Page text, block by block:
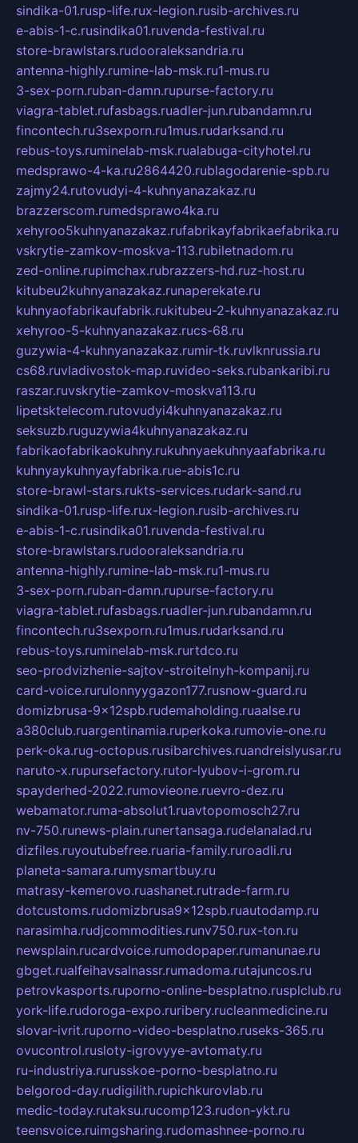
sindika-01.rusp-life.rux-legion.rusib-archives.ru
e-abis-1-c.rusindika01.ruvenda-festival.ru
store-brawlstars.rudooraleksandria.ru
antenna-highly.rumine-lab-msk.ru1-mus.ru
3-sex-porn.ruban-damn.rupurse-factory.ru
viagra-tablet.rufasbags.ruadler-jun.rubandamn.ru
fincontech.ru3sexporn.ru1mus.rudarksand.ru
rebus-toys.ruminelab-msk.rualabuga-cityhotel.ru
medsprawo-4-ka.ru2864420.rublagodarenie-spb.ru
zajmy24.rutovudyi-4-kuhnyanazakaz.ru
brazzerscom.rumedsprawo4ka.ru
xehyroo5kuhnyanazakaz.rufabrikayfabrikaefabrika.ru
vskrytie-zamkov-moskva-113.rubiletnadom.ru
zed-online.rupimchax.rubrazzers-hd.ruz-host.ru
kitubeu2kuhnyanazakaz.runaperekate.ru
kuhnyaofabrikaufabrik.rukitubeu-2-kuhnyanazakaz.ru
xehyroo-5-kuhnyanazakaz.rucs-68.ru
guzywia-4-kuhnyanazakaz.rumir-tk.ruvlknrussia.ru
cs68.ruvladivostok-map.ruvideo-seks.rubankaribi.ru
raszar.ruvskrytie-zamkov-moskva113.ru
lipetsktelecom.rutovudyi4kuhnyanazakaz.ru
seksuzb.ruguzywia4kuhnyanazakaz.ru
fabrikaofabrikaokuhny.rukuhnyaekuhnyaafabrika.ru
kuhnyaykuhnyayfabrika.rue-abis1c.ru
store-brawl-stars.rukts-services.rudark-sand.ru
sindika-01.rusp-life.rux-legion.rusib-archives.ru
e-abis-1-c.rusindika01.ruvenda-festival.ru
store-brawlstars.rudooraleksandria.ru
antenna-highly.rumine-lab-msk.ru1-mus.ru
3-sex-porn.ruban-damn.rupurse-factory.ru
viagra-tablet.rufasbags.ruadler-jun.rubandamn.ru
fincontech.ru3sexporn.ru1mus.rudarksand.ru
rebus-toys.ruminelab-msk.rurtdco.ru
seo-prodvizhenie-sajtov-stroitelnyh-kompanij.ru
card-voice.rurulonnyygazon177.rusnow-guard.ru
domizbrusa-9x12spb.rudemaholding.ruaalse.ru
a380club.ruargentinamia.ruperkoka.rumovie-one.ru
perk-oka.rug-octopus.rusibarchives.ruandreislyusar.ru
naruto-x.rupursefactory.rutor-lyubov-i-grom.ru
spayderhed-2022.rumovieone.ruevro-dez.ru
webamator.ruma-absolut1.ruavtopomosch27.ru
nv-750.runews-plain.runertansaga.rudelanalad.ru
dizfiles.ruyoutubefree.ruaria-family.ruroadli.ru
planeta-samara.rumysmartbuy.ru
matrasy-kemerovo.ruashanet.rutrade-farm.ru
dotcustoms.rudomizbrusa9x12spb.ruautodamp.ru
narasimha.rudjcommodities.runv750.rux-ton.ru
newsplain.rucardvoice.rumodopaper.rumanunae.ru
gbget.rualfeihavsalnassr.rumadoma.rutajuncos.ru
petrovkasports.ruporno-online-besplatno.rusplclub.ru
york-life.rudoroga-expo.ruribery.rucleanmedicine.ru
slovar-ivrit.ruporno-video-besplatno.ruseks-365.ru
ovucontrol.rusloty-igrovyye-avtomaty.ru
ru-industriya.rurusskoe-porno-besplatno.ru
belgorod-day.rudigilith.rupichkurovlab.ru
medic-today.rutaksu.rucomp123.rudon-ykt.ru
teensvoice.ruimgsharing.rudomashnee-porno.ru